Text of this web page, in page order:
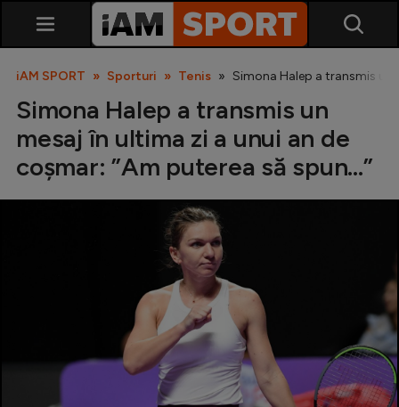
SuperLiga
Cupa României
Echipa Națională
U21
Fotbal feminin
iAM SPORT Sporturi Tenis Simona Halep a transmis un
Simona Halep a transmis un
mesaj în ultima zi a unui an de
coșmar: ”Am puterea să spun...”